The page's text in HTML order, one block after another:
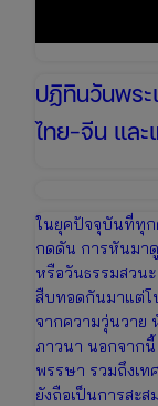
ปฏิทินวันพระ
ไทย-จีน และ
ในยุคปัจจุบันที่ทุก
กดดัน การหันมา
หรือวันธรรมสวน
สืบทอดกันมาแต่โ
จากความวุ่นวาย
ภาวนา นอกจากนี้
พรรษา รวมถึงเท
ยังถือเป็นการสะ